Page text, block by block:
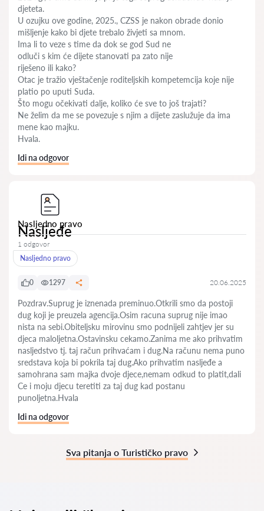
djeteta.
U ozujku ove godine, 2025., CZSS je nakon obrade donio
mišljenje kako bi djete trebalo živjeti sa mnom.
Ima li to veze s time da dok se god Sud ne
odluči s kim će dijete stanovati pa zato nije
riješeno ili kako?
Otac je tražio vještačenje roditeljskih kompetemcija koje nije
platio po uputi Suda.
Što mogu očekivati dalje, koliko će sve to još trajati?
Ne želim da me se povezuje s njim a dijete zaslužuje da ima
mene kao majku.
Hvala.
Idi na odgovor
Nasljedno pravo
Nasljeđe
1 odgovor
Nasljedno pravo
0 1297 20.06.2025
Pozdrav.Suprug je iznenada preminuo.Otkrili smo da postoji
dug koji je preuzela agencija.Osim racuna suprug nije imao
nista na sebi.Obiteljsku mirovinu smo podnijeli zahtjev jer su
djeca maloljetna.Ostavinsku cekamo.Zanima me ako prihvatim
nasljedstvo tj. taj račun prihvaćam i dug.Na računu nema puno
sredstava koja bi pokrila taj dug.Ako prihvatim nasljeđe a
samohrana sam majka dvoje djece,nemam odkud to platit,dali
Ce i moju djecu teretiti za taj dug kad postanu
punoljetna.Hvala
Idi na odgovor
Sva pitanja o Turističko pravo